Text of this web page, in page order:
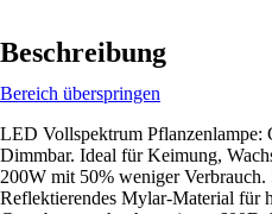
Beschreibung
Bereich überspringen
LED Vollspektrum
Dimmbar. Ideal für Keimung,
200W mit 50% weniger Verbrauch.
Reflektierendes Mylar-Material für